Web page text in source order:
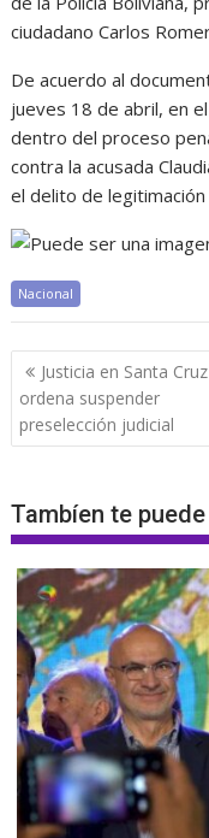
ciudadano Carlos
De acuerdo al
jueves 18 de abril, en
dentro del proceso
contra la acusada
el delito de
Nacional
Navegación
de
entradas
Justicia en Santa Cruz
ordena suspender
preselección judicial
Tambíen te